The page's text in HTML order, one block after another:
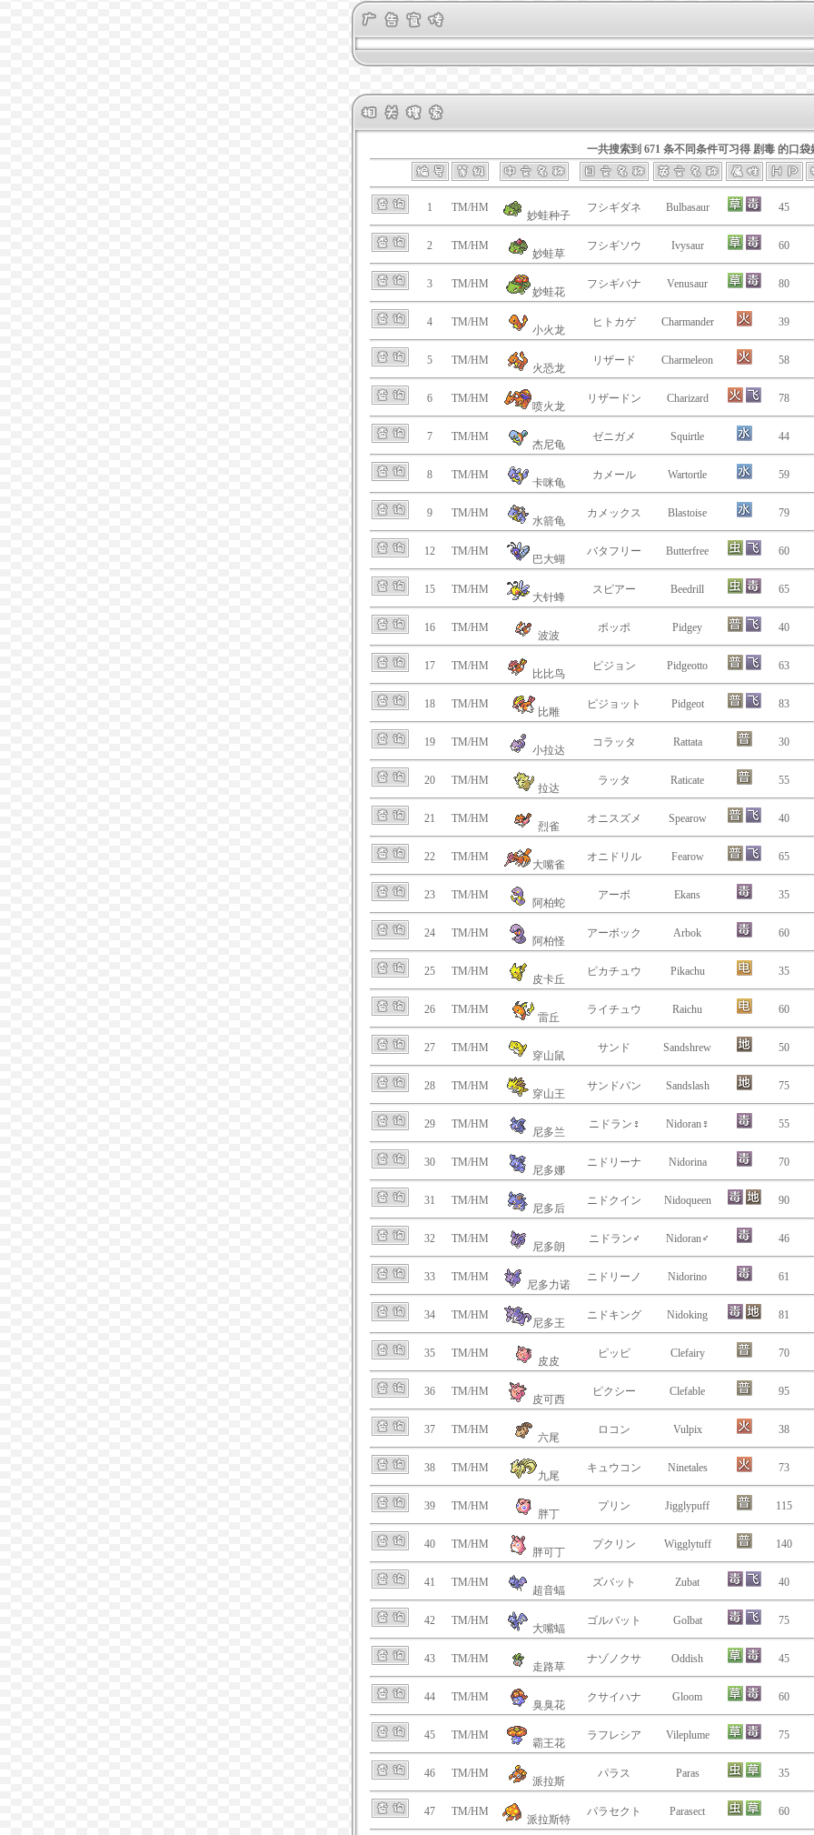
一共搜索到 671 条不同条件可习得 剧毒 的口袋
1 TM/HM
妙蛙种子
フシギダネ Bulbasaur 45
2 TM/HM
妙蛙草
フシギソウ Ivysaur 60
3 TM/HM
妙蛙花
フシギバナ Venusaur 80
4 TM/HM
小火龙
ヒトカゲ Charmander 39
5 TM/HM
火恐龙
リザード Charmeleon 58
6 TM/HM
喷火龙
リザードン Charizard 78
7 TM/HM
杰尼龟
ゼニガメ Squirtle 44
8 TM/HM
卡咪龟
カメール Wartortle 59
9 TM/HM
水箭龟
カメックス Blastoise 79
12 TM/HM
巴大蝴
バタフリー Butterfree 60
15 TM/HM
大针蜂
スピアー Beedrill 65
16 TM/HM
波波
ポッポ Pidgey 40
17 TM/HM
比比鸟
ピジョン Pidgeotto 63
18 TM/HM
比雕
ピジョット Pidgeot 83
19 TM/HM
小拉达
コラッタ Rattata 30
20 TM/HM
拉达
ラッタ Raticate 55
21 TM/HM
烈雀
オニスズメ Spearow 40
22 TM/HM
大嘴雀
オニドリル Fearow 65
23 TM/HM
阿柏蛇
アーボ Ekans 35
24 TM/HM
阿柏怪
アーボック Arbok 60
25 TM/HM
皮卡丘
ピカチュウ Pikachu 35
26 TM/HM
雷丘
ライチュウ Raichu 60
27 TM/HM
穿山鼠
サンド Sandshrew 50
28 TM/HM
穿山王
サンドパン Sandslash 75
29 TM/HM
尼多兰
ニドラン♀ Nidoran♀ 55
30 TM/HM
尼多娜
ニドリーナ Nidorina 70
31 TM/HM
尼多后
ニドクイン Nidoqueen 90
32 TM/HM
尼多朗
ニドラン♂ Nidoran♂ 46
33 TM/HM
尼多力诺
ニドリーノ Nidorino 61
34 TM/HM
尼多王
ニドキング Nidoking 81
35 TM/HM
皮皮
ピッピ Clefairy 70
36 TM/HM
皮可西
ピクシー Clefable 95
37 TM/HM
六尾
ロコン Vulpix 38
38 TM/HM
九尾
キュウコン Ninetales 73
39 TM/HM
胖丁
プリン Jigglypuff 115
40 TM/HM
胖可丁
プクリン Wigglytuff 140
41 TM/HM
超音蝠
ズバット Zubat 40
42 TM/HM
大嘴蝠
ゴルバット Golbat 75
43 TM/HM
走路草
ナゾノクサ Oddish 45
44 TM/HM
臭臭花
クサイハナ Gloom 60
45 TM/HM
霸王花
ラフレシア Vileplume 75
46 TM/HM
派拉斯
パラス Paras 35
47 TM/HM
派拉斯特
パラセクト Parasect 60